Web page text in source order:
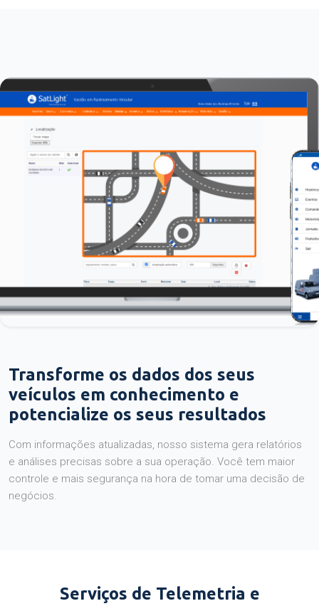
Transforme os dados dos seus
veículos em conhecimento e
potencialize os seus resultados
Com informações atualizadas, nosso sistema gera relatórios
e análises precisas sobre a sua operação. Você tem maior
controle e mais segurança na hora de tomar uma decisão de
negócios.
Serviços de Telemetria e